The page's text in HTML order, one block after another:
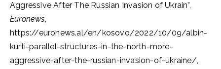
Aggressive After The Russian Invasion of Ukrain”,
Euronews,
https://euronews.al/en/kosovo/2022/10/09/albin-
kurti-parallel-structures-in-the-north-more-
aggressive-after-the-russian-invasion-of-ukraine/,